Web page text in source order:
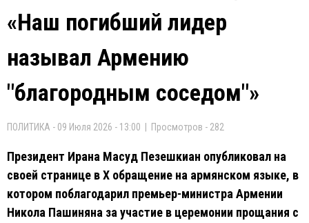
«Наш погибший лидер
называл Армению
"благородным соседом"»
ПОЛИТИКА - 09 Июля 2026 - 13:00 | Просмотров - 282
Президент Ирана Масуд Пезешкиан опубликовал на
своей странице в X обращение на армянском языке, в
котором поблагодарил премьер-министра Армении
Никола Пашиняна за участие в церемонии прощания с